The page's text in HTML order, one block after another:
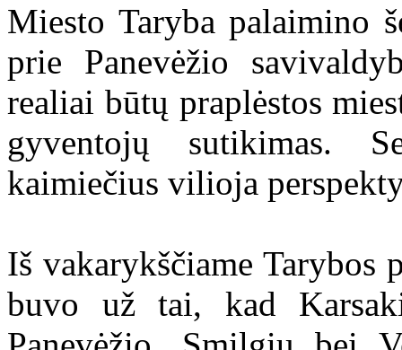
Miesto Taryba palaimino
prie Panevėžio
realiai būtų praplėstos
gyventojų sutikimas.
kaimiečius vilioja
Iš vakarykščiame Tarybos
buvo už tai, kad